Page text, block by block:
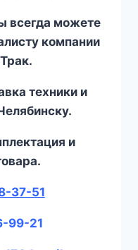
всегда можете
компании
техники и
и
37-51
99-21